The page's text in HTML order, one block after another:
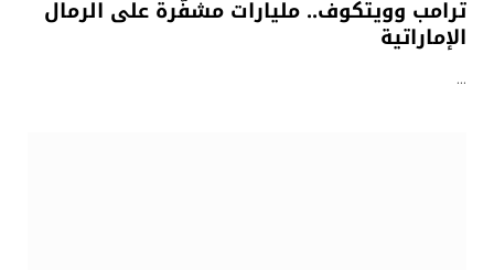
ترامب وويتكوف.. مليارات مشفّرة على الرمال
الإماراتية
…